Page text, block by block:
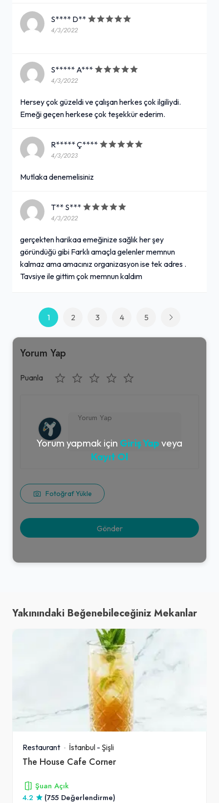
S**** D**
4/3/2022
S***** A***
4/3/2022
Hersey çok güzeldi ve çalışan herkes çok ilgiliydi.
Emeği geçen herkese çok teşekkür ederim.
R***** Ç****
4/3/2023
Mutlaka denemelisiniz
T** S***
4/3/2022
gerçekten harikaa emeğinize sağlık her şey
göründüğü gibi Farklı amaçla gelenler memnun
kalmaz ama amacınız organizasyon ise tek adres .
Tavsiye ile gittim çok memnun kaldım
1 2 3 4 5
Yorum Yap
Puanla
Fotoğraf Yükle
Yorum yapmak için Giriş Yap veya
Kayıt Ol
Yakınındaki Beğenebileceğiniz Mekanlar
Restaurant İstanbul - Şişli
The House Cafe Corner
Şuan Açık
4.2
(755 Değerlendirme)